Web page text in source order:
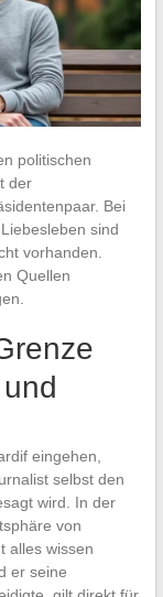
politischen
der
Bei
sind
vorhanden.
Quellen
eingehen,
selbst den
wird. In der
von
alles wissen
er seine